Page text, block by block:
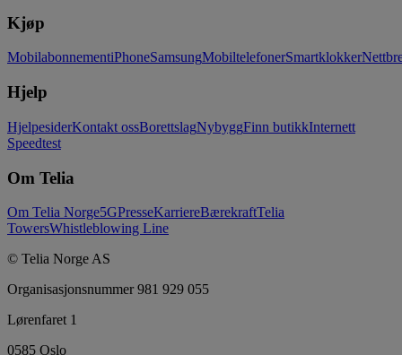
Kjøp
MobilabonnementiPhoneSamsungMobiltelefonerSmartklokker
Hjelp
HjelpesiderKontakt ossBorettslagNybyggFinn butikkInternett
Speedtest
Om Telia
Om Telia Norge5GPresseKarriereBærekraftTelia
TowersWhistleblowing Line
© Telia Norge AS
Organisasjonsnummer 981 929 055
Lørenfaret 1
0585 Oslo